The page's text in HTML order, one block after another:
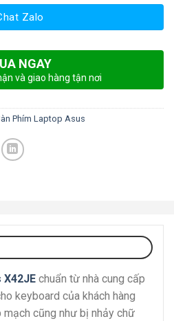
Zalo
NGAY
và giao hàng tận nơi
Phím Laptop Asus
X42JE chuẩn từ nhà cung cấp
keyboard của khách hàng
cũng như bị nhảy chữ